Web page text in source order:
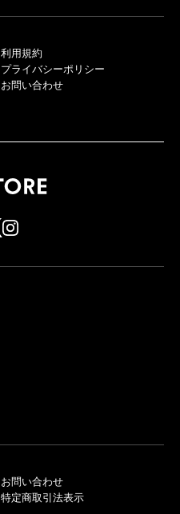
利用規約
プライバシーポリシー
お問い合わせ
お問い合わせ
特定商取引法表示